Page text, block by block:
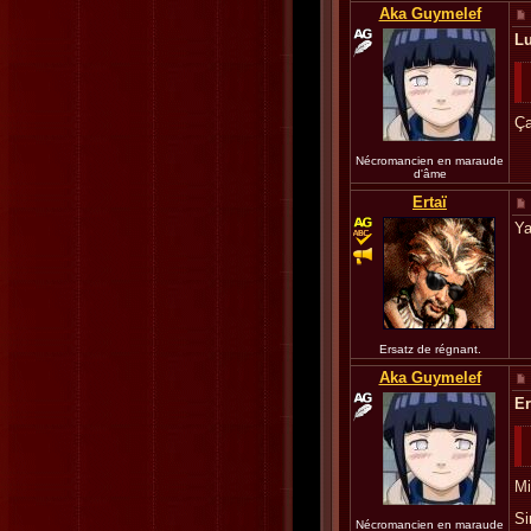
Aka Guymelef
Nécromancien en maraude
d'âme
Ertaï
Ersatz de régnant.
Aka Guymelef
Nécromancien en maraude